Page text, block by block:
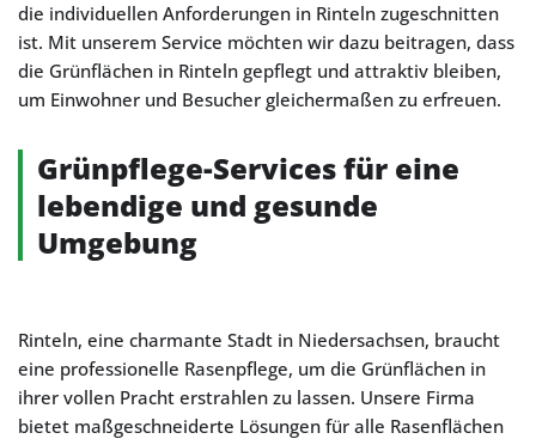
die individuellen Anforderungen in Rinteln zugeschnitten
ist. Mit unserem Service möchten wir dazu beitragen, dass
die Grünflächen in Rinteln gepflegt und attraktiv bleiben,
um Einwohner und Besucher gleichermaßen zu erfreuen.
Grünpflege-Services für eine
lebendige und gesunde
Umgebung
Rinteln, eine charmante Stadt in Niedersachsen, braucht
eine professionelle Rasenpflege, um die Grünflächen in
ihrer vollen Pracht erstrahlen zu lassen. Unsere Firma
bietet maßgeschneiderte Lösungen für alle Rasenflächen